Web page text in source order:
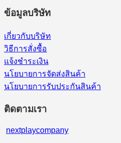
ข้อมูลบริษัท
เกี่ยวกับบริษัท
วิธีการสั่งซื้อ
แจ้งชำระเงิน
นโยบายการจัดส่งสินค้า
นโยบายการรับประกันสินค้า
ติดตามเรา
nextplaycompany